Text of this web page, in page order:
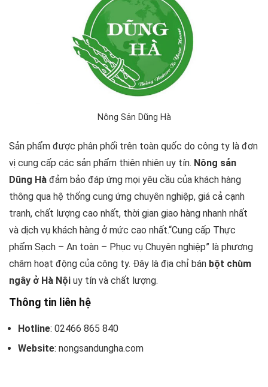
Nông Sản Dũng Hà
Sản phẩm được phân phối trên toàn quốc do công ty là đơn
vị cung cấp các sản phẩm thiên nhiên uy tín. Nông sản
Dũng Hà đảm bảo đáp ứng mọi yêu cầu của khách hàng
thông qua hệ thống cung ứng chuyên nghiệp, giá cả cạnh
tranh, chất lượng cao nhất, thời gian giao hàng nhanh nhất
và dịch vụ khách hàng ở mức cao nhất.“Cung cấp Thực
phẩm Sạch – An toàn – Phục vụ Chuyên nghiệp” là phương
châm hoạt động của công ty. Đây là địa chỉ bán bột chùm
ngây ở Hà Nội uy tín và chất lượng.
Thông tin liên hệ
Hotline: 02466 865 840
Website: nongsandungha.com